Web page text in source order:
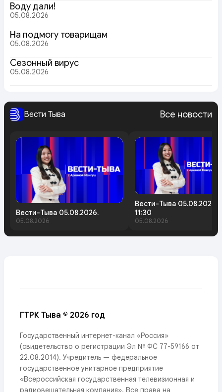
Воду дали!
05.08.2026
На подмогу товарищам
05.08.2026
Сезонный вирус
05.08.2026
Вести Тыва Все новости
Вести-Тыва 05.08.2026.
05.08.2026
Вести-Тыва 05.08.2026.
11:30
05.08.2026
ГТРК Тыва © 2026 год
Государственный интернет-канал «Россия»
(свидетельство о регистрации Эл № ФС 77-59166 от
22.08.2014). Учредитель — федеральное
государственное унитарное предприятие
«Всероссийская государственная телевизионная и
радиовещательная компания». Все права на